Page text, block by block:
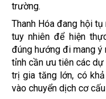
trường.
Thanh Hóa đang hội
tuy nhiên để hiện
đúng hướng đi mang ý
tỉnh cần ưu tiên các
trị gia tăng lớn, có
vào chuyển dịch cơ